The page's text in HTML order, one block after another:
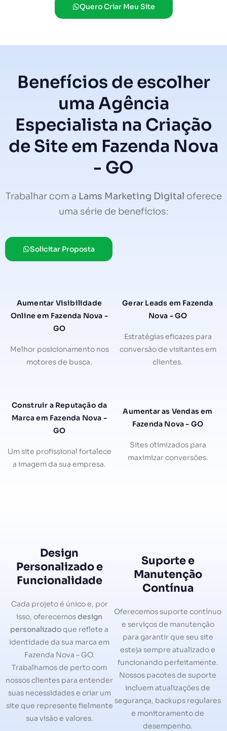
Quero Criar Meu Site
Benefícios de escolher
uma Agência
Especialista na Criação
de Site em Fazenda Nova
- GO
Trabalhar com a Lams Marketing Digital oferece
uma série de benefícios:
Solicitar Proposta
Aumentar Visibilidade
Online em Fazenda Nova -
GO
Melhor posicionamento nos
motores de busca.
Gerar Leads em Fazenda
Nova - GO
Estratégias eficazes para
conversão de visitantes em
clientes.
Construir a Reputação da
Marca em Fazenda Nova -
GO
Um site profissional fortalece
a imagem da sua empresa.
Aumentar as Vendas em
Fazenda Nova - GO
Sites otimizados para
maximizar conversões.
Design
Personalizado e
Funcionalidade
Cada projeto é único e, por
isso, oferecemosdesign
personalizadoque reflete a
identidade da sua marca em
Fazenda Nova – GO.
Trabalhamos de perto com
nossos clientes para entender
suas necessidades e criar um
site que represente fielmente
sua visão e valores.
Suporte e
Manutenção
Contínua
Oferecemos suporte contínuo
e serviços de manutenção
para garantir que seu site
esteja sempre atualizado e
funcionando perfeitamente.
Nossos pacotes de suporte
incluem atualizações de
segurança, backups regulares
e monitoramento de
desempenho.